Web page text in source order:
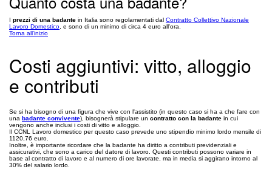
I prezzi di una badante in Italia sono regolamentati dal Contratto Collettivo Nazionale
Lavoro Domestico , e sono di un minimo di circa 4 euro all'ora.
Torna all'inizio
Costi aggiuntivi: vitto, alloggio
e contributi
Se si ha bisogno di una figura che vive con l'assistito (in questo caso si ha a che fare con
una badante convivente), bisognerà stipulare un contratto con la badante in cui
vengono anche inclusi i costi di vitto e alloggio.
Il CCNL Lavoro domestico per questo caso prevede uno stipendio minimo lordo mensile di
1120,76 euro.
Inoltre, è importante ricordare che la badante ha diritto a contributi previdenziali e
assicurativi, che sono a carico del datore di lavoro. Questi contributi possono variare in
base al contratto di lavoro e al numero di ore lavorate, ma in media si aggirano intorno al
30% del salario lordo.